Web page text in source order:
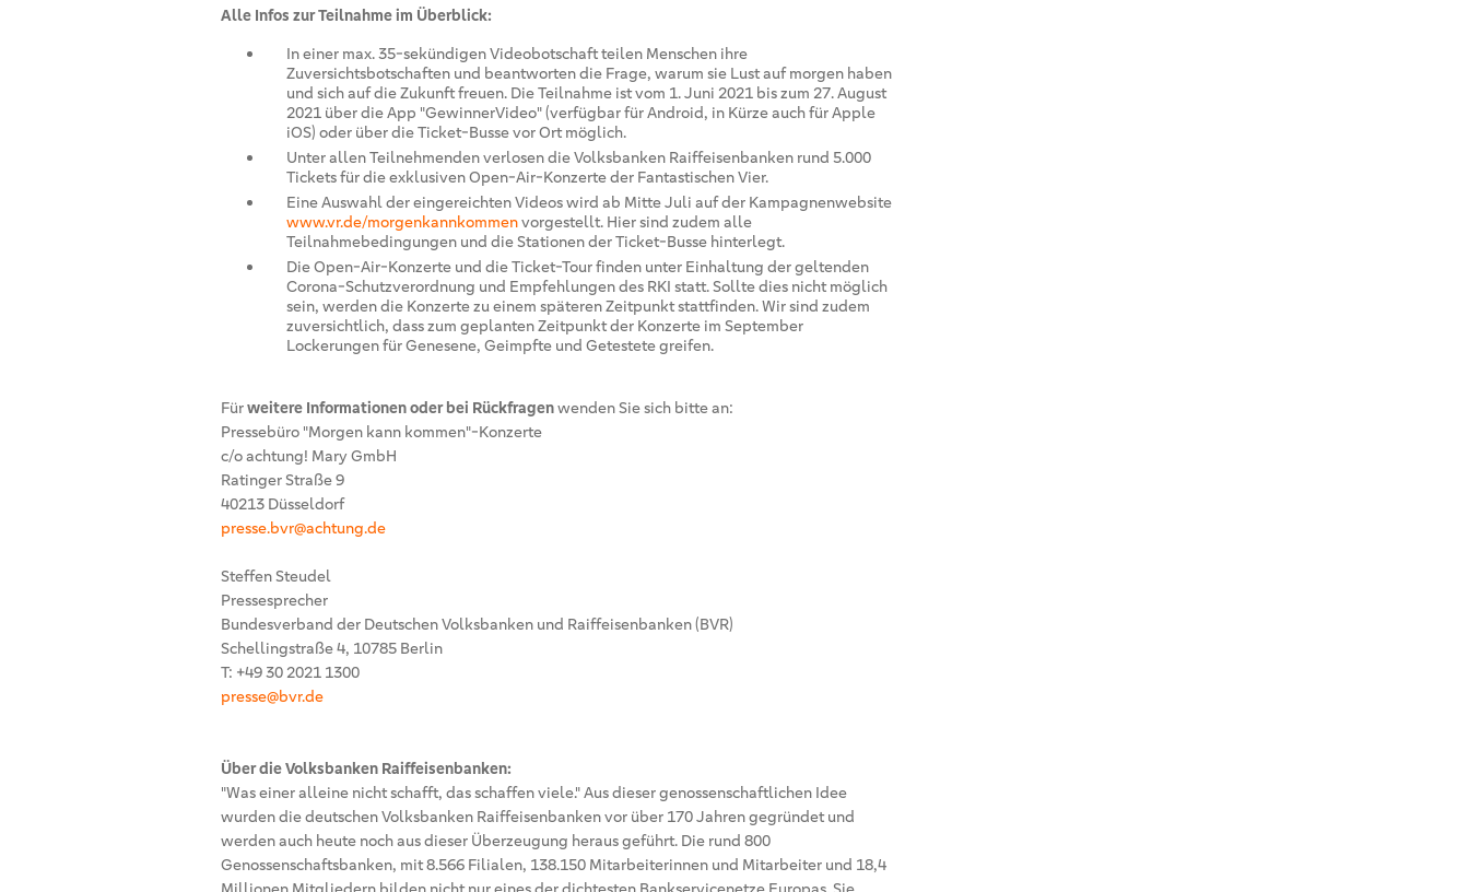
Alle Infos zur Teilnahme im Überblick:
In einer max. 35-sekündigen Videobotschaft teilen Menschen ihre
Zuversichtsbotschaften und beantworten die Frage, warum sie Lust auf morgen haben
und sich auf die Zukunft freuen. Die Teilnahme ist vom 1. Juni 2021 bis zum 27. August
2021 über die App "GewinnerVideo" (verfügbar für Android, in Kürze auch für Apple
iOS) oder über die Ticket-Busse vor Ort möglich.
Unter allen Teilnehmenden verlosen die Volksbanken Raiffeisenbanken rund 5.000
Tickets für die exklusiven Open-Air-Konzerte der Fantastischen Vier.
Eine Auswahl der eingereichten Videos wird ab Mitte Juli auf der Kampagnenwebsite
www.vr.de/morgenkannkommenvorgestellt. Hier sind zudem alle
Teilnahmebedingungen und die Stationen der Ticket-Busse hinterlegt.
Die Open-Air-Konzerte und die Ticket-Tour finden unter Einhaltung der geltenden
Corona-Schutzverordnung und Empfehlungen des RKI statt. Sollte dies nicht möglich
sein, werden die Konzerte zu einem späteren Zeitpunkt stattfinden. Wir sind zudem
zuversichtlich, dass zum geplanten Zeitpunkt der Konzerte im September
Lockerungen für Genesene, Geimpfte und Getestete greifen.
Fürweitere Informationen oder bei Rückfragenwenden Sie sich bitte an:
Pressebüro "Morgen kann kommen"-Konzerte
c/o achtung! Mary GmbH
Ratinger Straße 9
40213 Düsseldorf
presse.bvr@achtung.de
Steffen Steudel
Pressesprecher
Bundesverband der Deutschen Volksbanken und Raiffeisenbanken (BVR)
Schellingstraße 4, 10785 Berlin
T: +49 30 2021 1300
presse@bvr.de
Über die Volksbanken Raiffeisenbanken:
"Was einer alleine nicht schafft, das schaffen viele." Aus dieser genossenschaftlichen Idee
wurden die deutschen Volksbanken Raiffeisenbanken vor über 170 Jahren gegründet und
werden auch heute noch aus dieser Überzeugung heraus geführt. Die rund 800
Genossenschaftsbanken, mit 8.566 Filialen, 138.150 Mitarbeiterinnen und Mitarbeiter und 18,4